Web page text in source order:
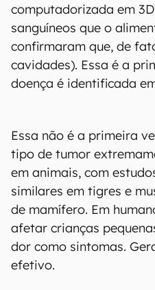
computadorizada em
sanguíneos que o
confirmaram que, de
cavidades). Essa é a
doença é identificada
Essa não é a primeira
tipo de tumor
em animais, com
similares em tigres e
de mamífero. Em
afetar crianças
dor como sintomas.
efetivo.